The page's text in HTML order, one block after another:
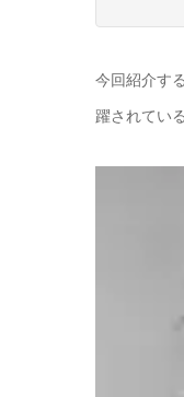
今回紹介す
躍されてい